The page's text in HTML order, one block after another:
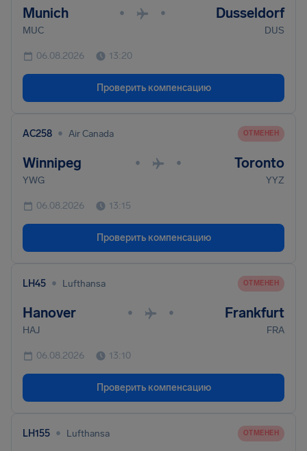
Munich • • Dusseldorf
MUC DUS
06.08.2026 13:20
Проверить компенсацию
AC258 • Air Canada ОТМЕНЕН
Winnipeg • • Toronto
YWG YYZ
06.08.2026 13:15
Проверить компенсацию
LH45 • Lufthansa ОТМЕНЕН
Hanover • • Frankfurt
HAJ FRA
06.08.2026 13:10
Проверить компенсацию
LH155 • Lufthansa ОТМЕНЕН